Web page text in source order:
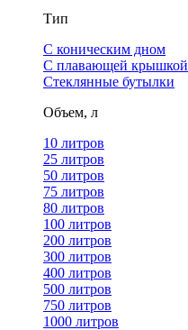
Тип
С коническим дном
С плавающей крышкой
Стеклянные бутылки
Объем, л
10 литров
25 литров
50 литров
75 литров
80 литров
100 литров
200 литров
300 литров
400 литров
500 литров
750 литров
1000 литров